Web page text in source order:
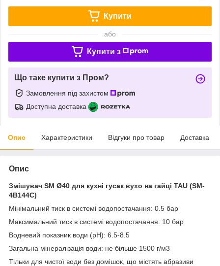
Купити
або
Купити з
Що таке купити з Пром?
Замовлення під захистом
Доступна доставка
Опис Характеристики Відгуки про товар Доставка
Опис
Змішувач SM Ø40 для кухні гусак вухо на гайці TAU (SM-
4B144C)
Мінімальний тиск в системі водопостачання: 0.5 бар
Максимальний тиск в системі водопостачання: 10 бар
Водневий показник води (pH): 6.5-8.5
Загальна мінералізація води: не більше 1500 г/м3
Тільки для чистої води без домішок, що містять абразиви